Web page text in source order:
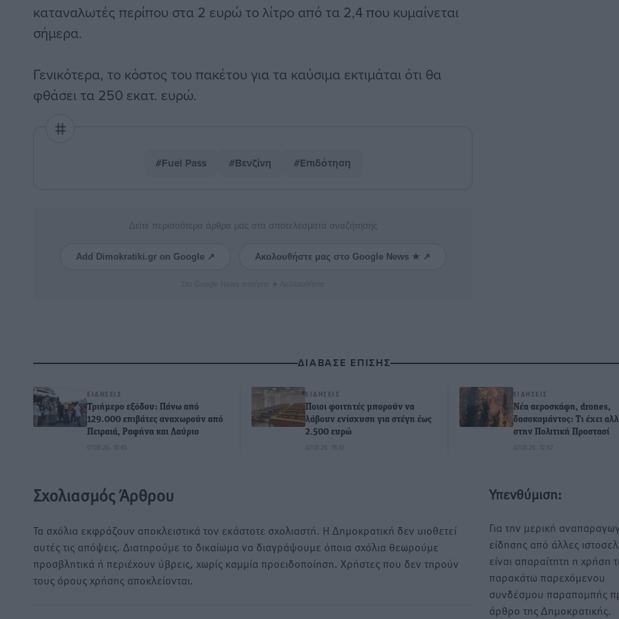
καταναλωτές περίπου στα 2 ευρώ το λίτρο από τα 2,4 που κυμαίνεται
σήμερα.
Γενικότερα, το κόστος του πακέτου για τα καύσιμα εκτιμάται ότι θα
φθάσει τα 250 εκατ. ευρώ.
#Fuel Pass #Βενζίνη #Επιδότηση
Δείτε περισσότερα άρθρα μας στα αποτελέσματα αναζήτησης
Add Dimokratiki.gr on Google ↗ Ακολουθήστε μας στο Google News ★ ↗
ΔΙΑΒΑΣΕ ΕΠΙΣΗΣ
ΕΙΔΉΣΕΙΣ
Τριήμερο εξόδου: Πάνω από
129.000 επιβάτες αναχωρούν από
Πειραιά, Ραφήνα και Λαύριο
07.08.26 · 18:45
ΕΙΔΉΣΕΙΣ
Ποιοι φοιτητές μπορούν να
λάβουν ενίσχυση για στέγη έως
2.500 ευρώ
07.08.26 · 18:10
ΕΙΔΉΣΕΙΣ
Νέα αεροσκάφη, drones,
δασοκομάντος: Τι έχει
στην Πολιτική Προστασί
07.08.26 · 12:47
Σχολιασμός Άρθρου
Τα σχόλια εκφράζουν αποκλειστικά τον εκάστοτε σχολιαστή. Η Δημοκρατική δεν υιοθετεί
αυτές τις απόψεις. Διατηρούμε το δικαίωμα να διαγράψουμε όποια σχόλια θεωρούμε
προσβλητικά ή περιέχουν ύβρεις, χωρίς καμμία προειδοποίηση. Χρήστες που δεν τηρούν
τους όρους χρήσης αποκλείονται.
Υπενθύμιση:
Για την μερική
είδησης από άλλες
είναι απαραίτητη η χρήση
παρακάτω παρεχόμενου
συνδέσμου παραπομπής
άρθρο της Δημοκρατικής.